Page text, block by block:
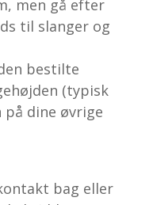
men gå efter
til slanger og
bestilte
(typisk
på dine øvrige
bag eller